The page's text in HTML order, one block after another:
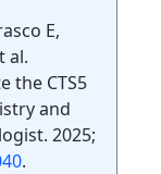
E,
al.
the CTS5
and
2025;
.